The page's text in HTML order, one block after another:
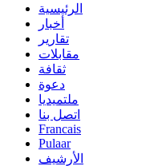
الرئيسية
أخبار
تقارير
مقابلات
ثقافة
دعوة
ملتميديا
اتصل بنا
Francais
Pulaar
الأرشيف